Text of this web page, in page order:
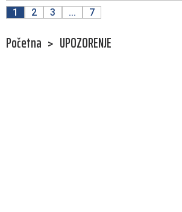
1 2 3 ... 7
Početna > UPOZORENJE